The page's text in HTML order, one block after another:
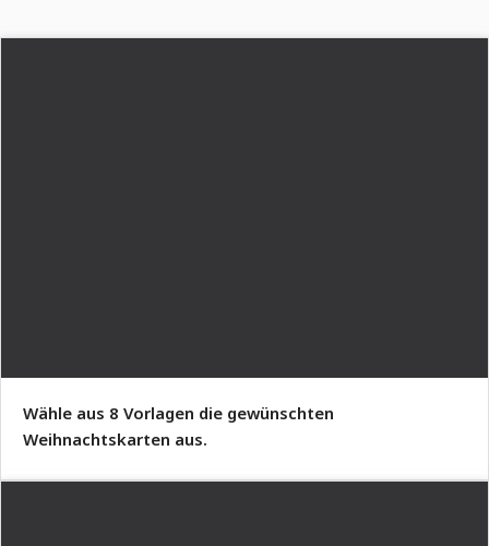
Wähle aus 8 Vorlagen die gewünschten
Weihnachtskarten aus.